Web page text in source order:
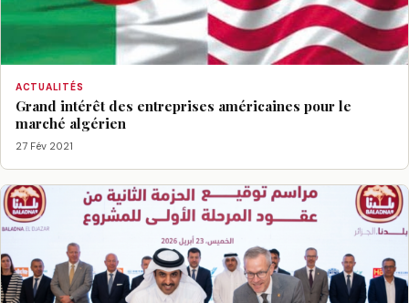
ACTUALITÉS
Grand intérêt des entreprises américaines pour le
marché algérien
27 Fév 2021